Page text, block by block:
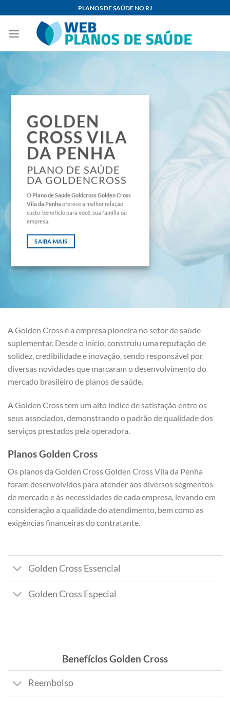
content
PLANOS DE SAÚDE NO RJ
GOLDEN
CROSS VILA
DA PENHA
PLANO DE SAÚDE
DA GOLDENCROSS
O Plano de SaúdeGoldcross Golden Cross
Vila da Penha oferece a melhor relação
custo-benefício para você, sua família ou
empresa.
SAIBA MAIS
A Golden Cross é a empresa pioneira no setor de saúde
suplementar. Desde o início, construiu uma reputação de
solidez, credibilidade e inovação, sendo responsável por
diversas novidades que marcaram o desenvolvimento do
mercado brasileiro de planos de saúde.
A Golden Cross tem um alto índice de satisfação entre os
seus associados, demonstrando o padrão de qualidade dos
serviços prestados pela operadora.
Planos Golden Cross
Os planos da Golden Cross Golden Cross Vila da Penha
foram desenvolvidos para atender aos diversos segmentos
de mercado e às necessidades de cada empresa, levando em
consideração a qualidade do atendimento, bem como as
exigências financeiras do contratante.
Golden Cross Essencial
Golden Cross Especial
Benefícios Golden Cross
Reembolso